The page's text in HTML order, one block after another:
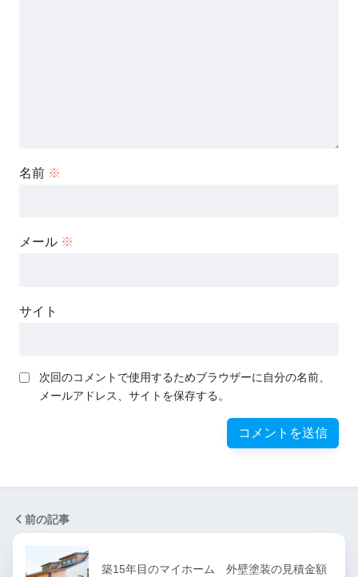
名前 ※
メール ※
サイト
次回のコメントで使用するためブラウザーに自分の名前、
メールアドレス、サイトを保存する。
前の記事
築15年目のマイホーム 外壁塗装の見積金額